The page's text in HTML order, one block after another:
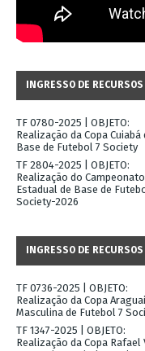
INGRESSO DE
TF 0780-2025 | OBJETO:
Realização da Copa Cuiabá
Base de Futebol 7 Society
TF 2804-2025 | OBJETO:
Realização do Campeonato
Estadual de Base de
Society-2026
INGRESSO DE
TF 0736-2025 | OBJETO:
Realização da Copa
Masculina de Futebol 7
TF 1347-2025 | OBJETO:
Realização da Copa Rafael